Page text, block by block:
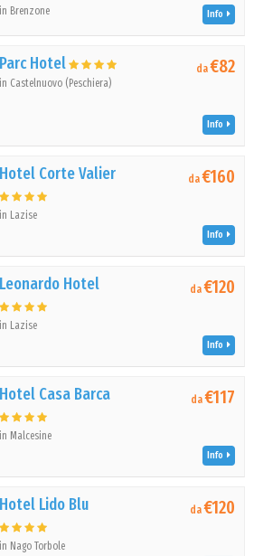
in Brenzone Info
Parc Hotel
in Castelnuovo (Peschiera)
da€82
Info
Hotel Corte Valier
in Lazise
da€160
Info
Leonardo Hotel
in Lazise
da€120
Info
Hotel Casa Barca
in Malcesine
da€117
Info
Hotel Lido Blu
in Nago Torbole
da€120